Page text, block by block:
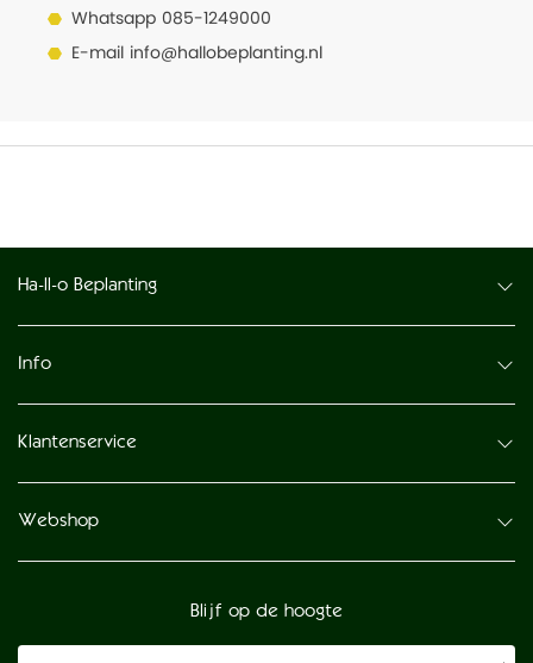
Whatsapp 085-1249000
E-mail info@hallobeplanting.nl
Ha-ll-o Beplanting
Info
Klantenservice
Webshop
Blijf op de hoogte